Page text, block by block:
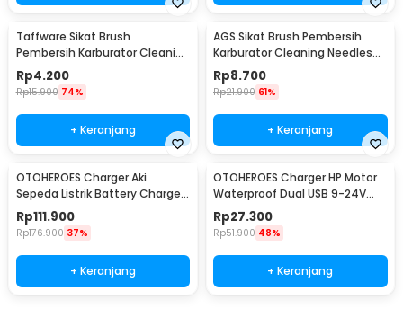
Taffware Sikat Brush
Pembersih Karburator Cleaning
Needles Tools 5 PCS - CS8
Rp4.200
Rp15.900 74%
+ Keranjang
AGS Sikat Brush Pembersih
Karburator Cleaning Needles
Tools 15 PCS - CS8
Rp8.700
Rp21.900 61%
+ Keranjang
OTOHEROES Charger Aki
Sepeda Listrik Battery Charger
60V 20AH 3A - BEI60
Rp111.900
Rp176.900 37%
+ Keranjang
OTOHEROES Charger HP Motor
Waterproof Dual USB 9-24V
2.1A - CD-3238
Rp27.300
Rp51.900 48%
+ Keranjang